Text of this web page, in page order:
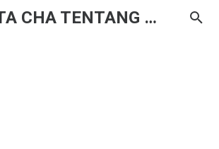
CERITA CHA TENTANG HAL BIASA